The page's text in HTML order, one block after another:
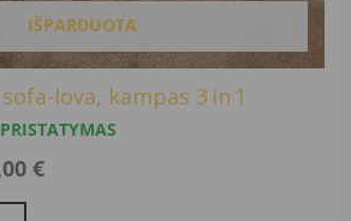
IŠPARDUOTA
lova, kampas 3 in 1
€